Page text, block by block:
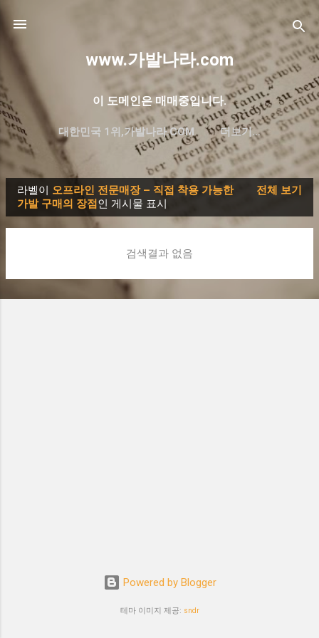
www.가발나라.com
이 도메인은 매매중입니다.
대한민국 1위,가발나라.COM 더보기…
프리미엄 한글 도메인 대방출
글
라벨이 오프라인 전문매장 – 직접 착용 가능한
가발 구매의 장점인 게시물 표시
전체 보기
검색결과 없음
Powered by Blogger
테마 이미지 제공: sndr